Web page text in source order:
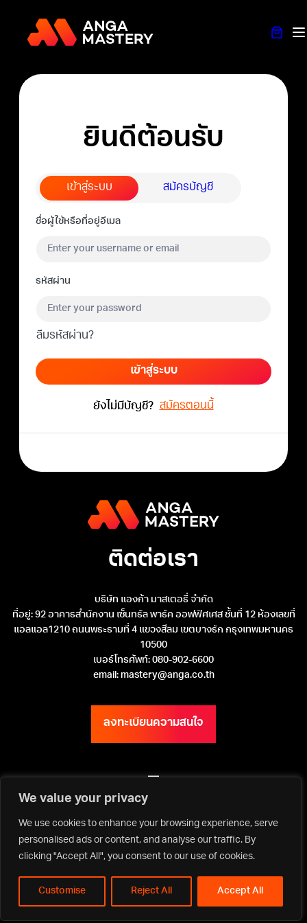
We value your privacy
We use cookies to enhance your browsing experience, serve
personalised ads or content, and analyse our traffic. By
clicking "Accept All", you consent to our use of cookies.
Customise Reject All Accept All
ยินดีต้อนรับ
เข้าสู่ระบบ สมัครบัญชี
ชื่อผู้ใช้หรือที่อยู่อีเมล
รหัสผ่าน
ลืมรหัสผ่าน?
เข้าสู่ระบบ
ยังไม่มีบัญชี? สมัครตอนนี้
ติดต่อเรา
บริษัท แองก้า มาสเตอรี่ จำกัด
ที่อยู่: 92 อาคารสำนักงาน เซ็นทรัล พาร์ค ออฟฟิศเศส ชั้นที่ 12 ห้องเลขที่
แอลแอล1210 ถนนพระรามที่ 4 แขวงสีลม เขตบางรัก กรุงเทพมหานคร
10500
เบอร์โทรศัพท์: 080-902-6600
email: mastery@anga.co.th
ลงทะเบียนความสนใจ
เว็บไซต์ ANGA Bangkok
Copyright ©2026 Asia Media Studio Co., Ltd. All rights reserved.